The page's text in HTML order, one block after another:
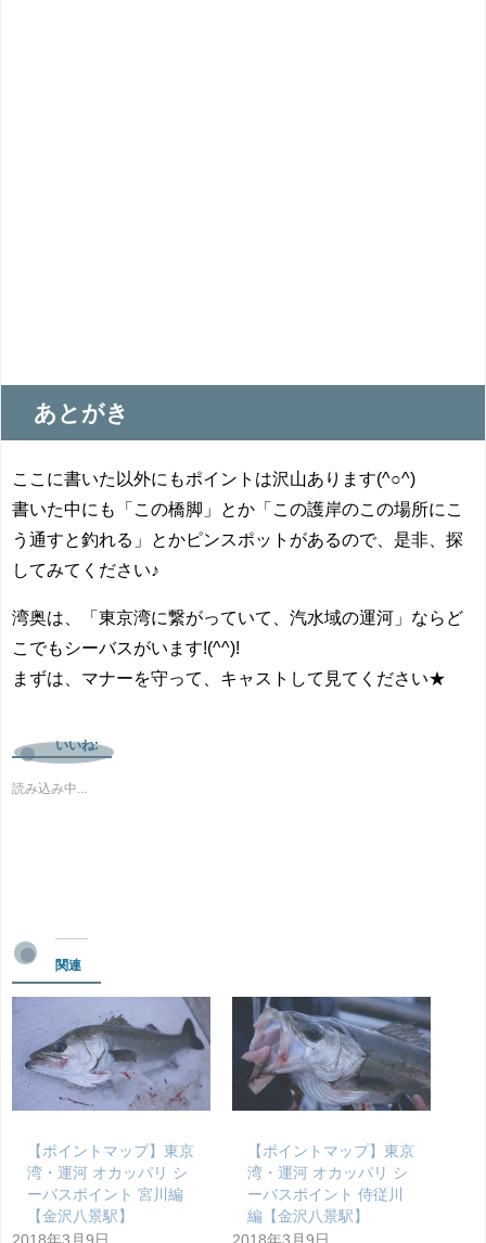
あとがき
ここに書いた以外にもポイントは沢山あります(^○^)
書いた中にも「この橋脚」とか「この護岸のこの場所にこ
う通すと釣れる」とかピンスポットがあるので、是非、探
してみてください♪
湾奥は、「東京湾に繋がっていて、汽水域の運河」ならど
こでもシーバスがいます!(^^)!
まずは、マナーを守って、キャストして見てください★
いいね:
読み込み中...
関連
【ポイントマップ】東京
湾・運河 オカッパリ シ
ーバスポイント 宮川編
【金沢八景駅】
【ポイントマップ】東京
湾・運河 オカッパリ シ
ーバスポイント 侍従川
編【金沢八景駅】